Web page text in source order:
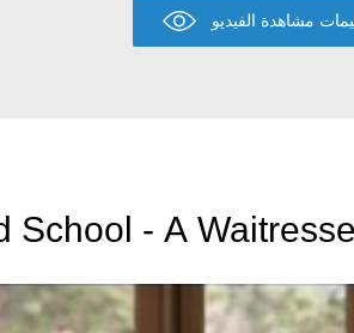
مشاهدة الفيديو
School - A